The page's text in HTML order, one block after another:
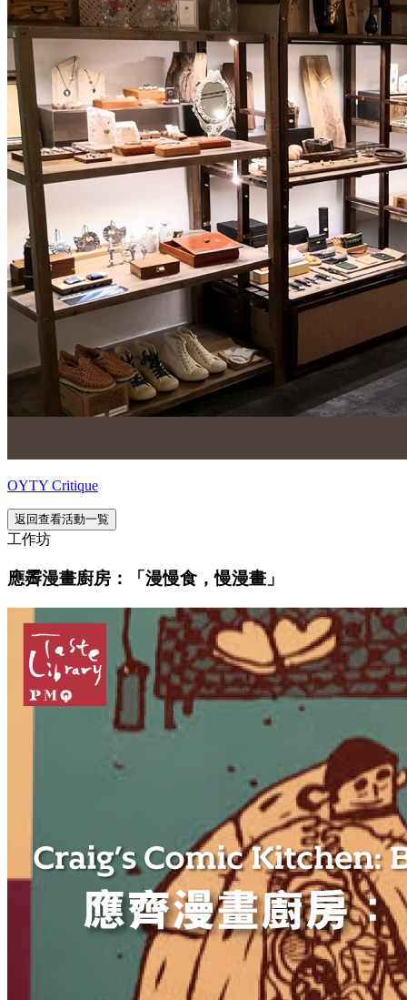
OYTY Critique
返回查看活動一覧
工作坊
應霽漫畫廚房：「漫慢食，慢漫畫」